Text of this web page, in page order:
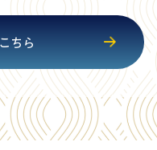
ちら